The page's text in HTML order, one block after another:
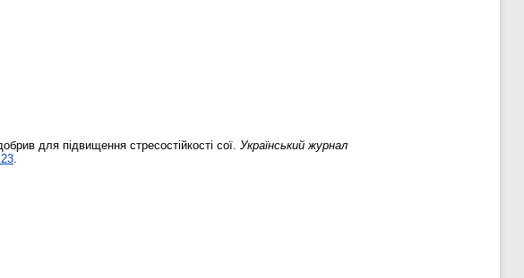
для підвищення стресостійкості сої. Український журнал